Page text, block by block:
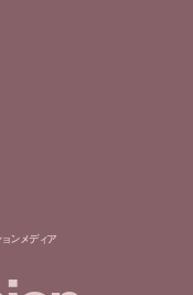
ンメディア